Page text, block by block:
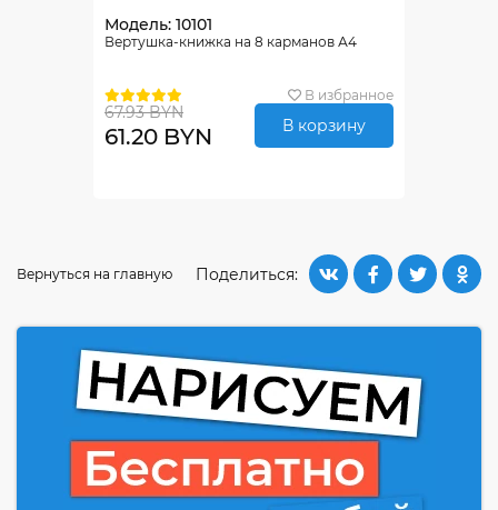
Модель: 10101
Вертушка-книжка на 8 карманов А4
В избранное
67.93 BYN
61.20 BYN В корзину
Поделиться:
Вернуться на главную